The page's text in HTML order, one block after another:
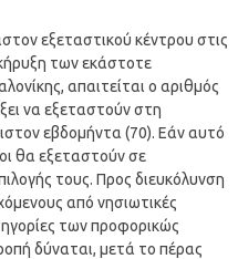
εξεταστικού κέντρου στις
των εκάστοτε
απαιτείται ο αριθμός
να εξεταστούν στη
εβδομήντα (70). Εάν αυτό
θα εξεταστούν σε
τους. Προς διευκόλυνση
από νησιωτικές
των προφορικώς
δύναται, μετά το πέρας